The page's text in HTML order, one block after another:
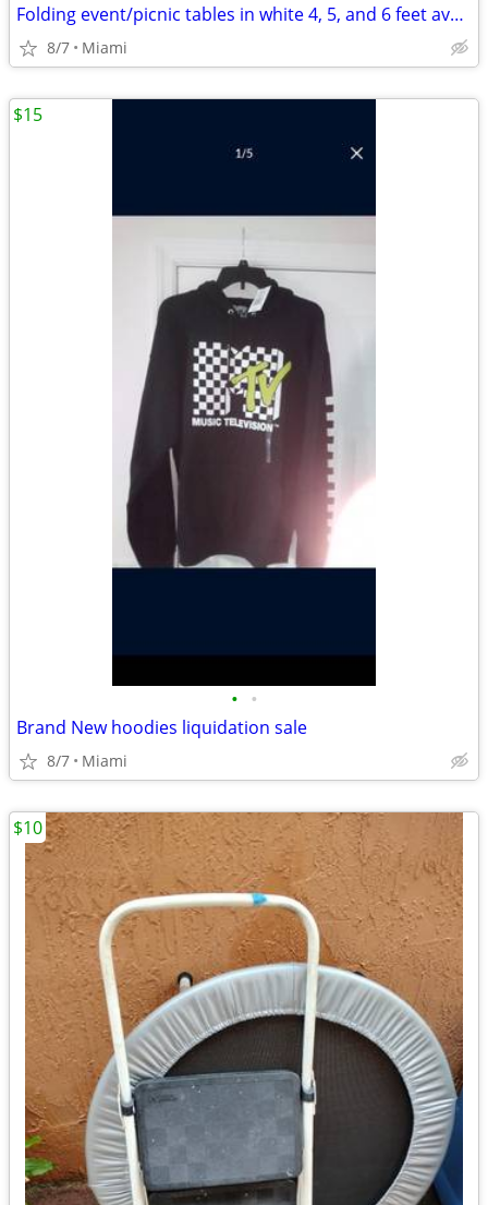
Folding event/picnic tables in white 4, 5, and 6 feet available
8/7 Miami
• •
Brand New hoodies liquidation sale
8/7 Miami
$15
$10